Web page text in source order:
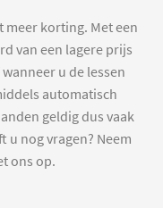
korting. Met een
van een lagere prijs
u de lessen
automatisch
geldig dus vaak
u nog vragen? Neem
ons op.